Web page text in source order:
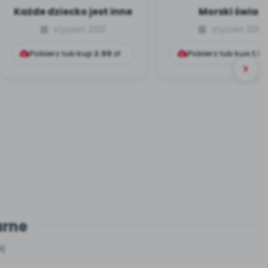
Każde dziecko jest inne
Pobierz lub kup2.99zł
Morski świat
Pobierz lub kup1.99